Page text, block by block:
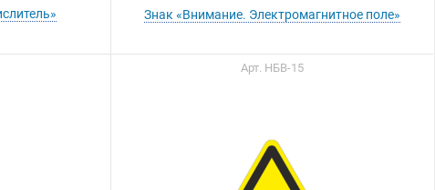
Знак «Внимание. Электромагнитное поле»
Арт. НБВ-15